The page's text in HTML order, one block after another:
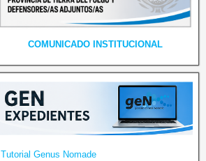
COMUNICADO INSTITUCIONAL
Tutorial Genus Nomade